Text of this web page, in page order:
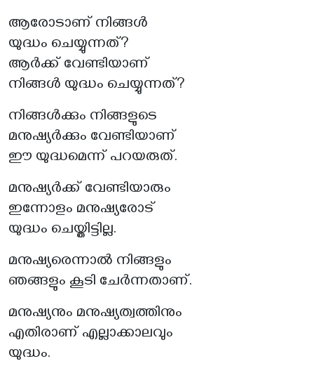
ആരോടാണ് നിങ്ങൾ
യുദ്ധം ചെയ്യുന്നത്?
ആർക്ക് വേണ്ടിയാണ്
നിങ്ങൾ യുദ്ധം ചെയ്യുന്നത്?
നിങ്ങൾക്കും നിങ്ങളുടെ
മനുഷ്യർക്കും വേണ്ടിയാണ്
ഈ യുദ്ധമെന്ന് പറയരുത്.
മനുഷ്യർക്ക് വേണ്ടിയാരും
ഇന്നോളം മനുഷ്യരോട്
യുദ്ധം ചെയ്തിട്ടില്ല.
മനുഷ്യരെന്നാൽ നിങ്ങളും
ഞങ്ങളും കൂടി ചേർന്നതാണ്.
മനുഷ്യനും മനുഷ്യത്വത്തിനും
എതിരാണ് എല്ലാക്കാലവും
യുദ്ധം.